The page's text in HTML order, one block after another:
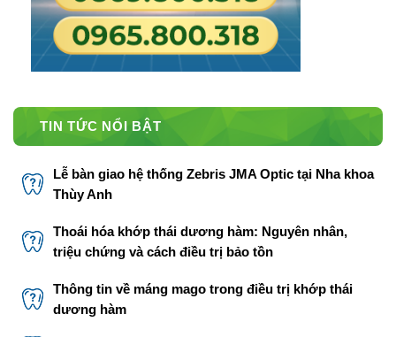
TIN TỨC NỔI BẬT
Lễ bàn giao hệ thống Zebris JMA Optic tại Nha khoa
Thùy Anh
Thoái hóa khớp thái dương hàm: Nguyên nhân,
triệu chứng và cách điều trị bảo tồn
Thông tin về máng mago trong điều trị khớp thái
dương hàm